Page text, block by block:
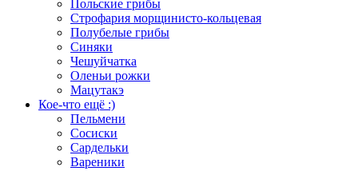
Польские грибы
Строфария морщинисто-кольцевая
Полубелые грибы
Синяки
Чешуйчатка
Оленьи рожки
Мацутакэ
Кое-что ещё :)
Пельмени
Сосиски
Сардельки
Вареники